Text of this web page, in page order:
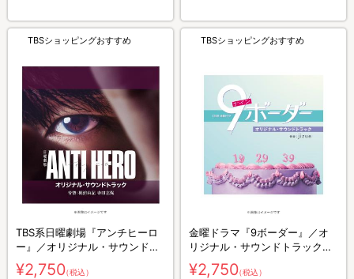
TBSショッピングおすすめ
TBS系日曜劇場『アンチヒーロ
ー』／オリジナル・サウンドト
ラック／CD
¥2,750（税込）
TBSショッピングおすすめ
金曜ドラマ『9ボーダー』／オ
リジナル・サウンドトラック／
CD
¥2,750（税込）